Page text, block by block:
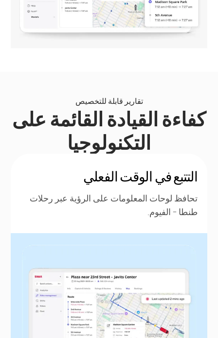
تقارير قابلة للتخصيص
كفاءة القيادة القائمة على
التكنولوجيا
التتبع في الوقت الفعلي
تحافظ لوحات المعلومات على الرؤية عبر رحلات
طنطا - الفيوم.